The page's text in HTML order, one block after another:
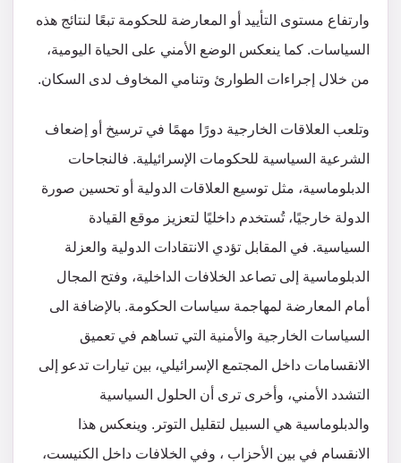
وارتفاع مستوى التأييد أو المعارضة للحكومة تبعًا لنتائج هذه
السياسات. كما ينعكس الوضع الأمني على الحياة اليومية،
من خلال إجراءات الطوارئ وتنامي المخاوف لدى السكان.
وتلعب العلاقات الخارجية دورًا مهمًا في ترسيخ أو إضعاف
الشرعية السياسية للحكومات الإسرائيلية. فالنجاحات
الدبلوماسية، مثل توسيع العلاقات الدولية أو تحسين صورة
الدولة خارجيًا، تُستخدم داخليًا لتعزيز موقع القيادة
السياسية. في المقابل تؤدي الانتقادات الدولية والعزلة
الدبلوماسية إلى تصاعد الخلافات الداخلية، وفتح المجال
أمام المعارضة لمهاجمة سياسات الحكومة. بالإضافة الى
السياسات الخارجية والأمنية التي تساهم في تعميق
الانقسامات داخل المجتمع الإسرائيلي، بين تيارات تدعو إلى
التشدد الأمني، وأخرى ترى أن الحلول السياسية
والدبلوماسية هي السبيل لتقليل التوتر. وينعكس هذا
الانقسام في بين الأحزاب ، وفي الخلافات داخل الكنيست،